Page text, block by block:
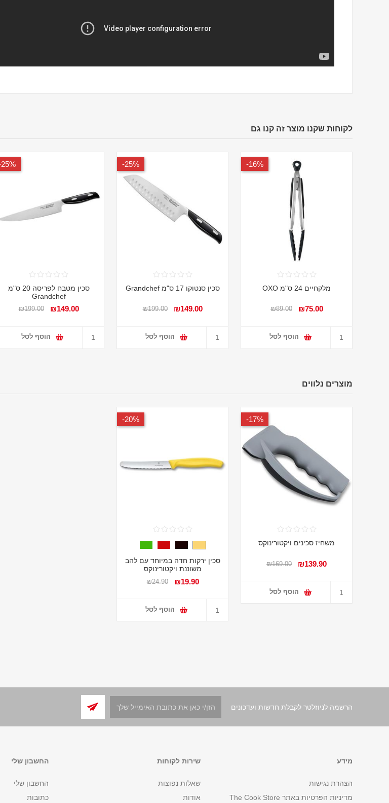
₪59.00
לקוחות שקנו מוצר זה קנו גם
16%-
מלקחיים 24 ס"מ OXO
₪75.00
₪89.00
הוסף לסל
25%-
סכין סנטוקו 17 ס"מ Grandchef
₪149.00
₪199.00
הוסף לסל
25%-
סכין מטבח לפריסה 20 ס"מ
Grandchef
₪149.00
₪199.00
הוסף לסל
מוצרים נלווים
17%-
משחיז סכינים ויקטורינוקס
₪139.90
₪169.00
הוסף לסל
20%-
סכין ירקות חדה במיוחד עם להב
משוננת ויקטורינוקס
₪19.90
₪24.90
הוסף לסל
הרשמה לניוזלטר לקבלת חדשות ועדכונים
מידע
הצהרת נגישות
מדיניות הפרטיות באתר The Cook Store
שירות לקוחות
שאלות נפוצות
אודות
החשבון שלי
החשבון שלי
כתובות